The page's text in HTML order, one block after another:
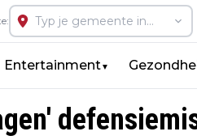
Entertainment▼